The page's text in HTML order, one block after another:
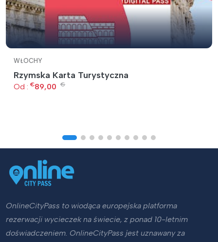
WŁOCHY
Rzymska Karta Turystyczna
Od : €89,00 €
OnlineCityPass to wiodąca europejska platforma
rezerwacji wycieczek na świecie, z ponad 10-letnim
doświadczeniem. OnlineCityPass jest uznawany za